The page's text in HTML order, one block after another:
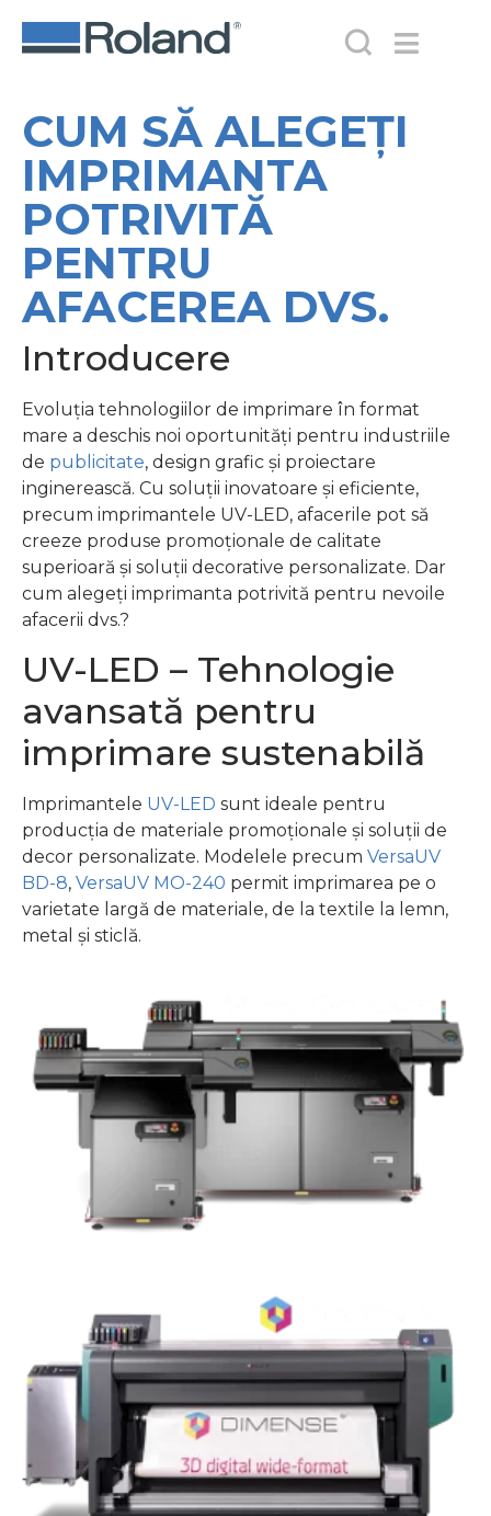
CUM SĂ ALEGEȚI
IMPRIMANTA
POTRIVITĂ
PENTRU
AFACEREA DVS.
Introducere
Evoluția tehnologiilor de imprimare în format
mare a deschis noi oportunități pentru industriile
de publicitate, design grafic și proiectare
inginerească. Cu soluții inovatoare și eficiente,
precum imprimantele UV-LED, afacerile pot să
creeze produse promoționale de calitate
superioară și soluții decorative personalizate. Dar
cum alegeți imprimanta potrivită pentru nevoile
afacerii dvs.?
UV-LED – Tehnologie
avansată pentru
imprimare sustenabilă
Imprimantele UV-LED sunt ideale pentru
producția de materiale promoționale și soluții de
decor personalizate. Modelele precum VersaUV
BD-8, VersaUV MO-240 permit imprimarea pe o
varietate largă de materiale, de la textile la lemn,
metal și sticlă.